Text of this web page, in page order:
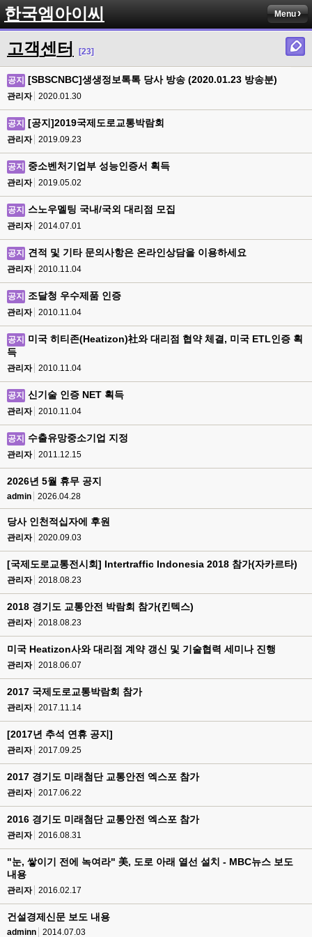
한국엠아이씨 Menu
고객센터 [23]
공지 [SBSCNBC]생생정보톡톡 당사 방송 (2020.01.23 방송분)
관리자 2020.01.30
공지 [공지]2019국제도로교통박람회
관리자 2019.09.23
공지 중소벤처기업부 성능인증서 획득
관리자 2019.05.02
공지 스노우멜팅 국내/국외 대리점 모집
관리자 2014.07.01
공지 견적 및 기타 문의사항은 온라인상담을 이용하세요
관리자 2010.11.04
공지 조달청 우수제품 인증
관리자 2010.11.04
공지
미국 히티존(Heatizon)社와 대리점 협약 체결, 미국 ETL인증 획
득
관리자 2010.11.04
공지 신기술 인증 NET 획득
관리자 2010.11.04
공지 수출유망중소기업 지정
관리자 2011.12.15
2026년 5월 휴무 공지
admin 2026.04.28
당사 인천적십자에 후원
관리자 2020.09.03
[국제도로교통전시회] Intertraffic Indonesia 2018 참가(자카르타)
관리자 2018.08.23
2018 경기도 교통안전 박람회 참가(킨텍스)
관리자 2018.08.23
미국 Heatizon사와 대리점 계약 갱신 및 기술협력 세미나 진행
관리자 2018.06.07
2017 국제도로교통박람회 참가
관리자 2017.11.14
[2017년 추석 연휴 공지]
관리자 2017.09.25
2017 경기도 미래첨단 교통안전 엑스포 참가
관리자 2017.06.22
2016 경기도 미래첨단 교통안전 엑스포 참가
관리자 2016.08.31
"눈, 쌓이기 전에 녹여라" 美, 도로 아래 열선 설치 - MBC뉴스 보도
내용
관리자 2016.02.17
건설경제신문 보도 내용
adminn 2014.07.03